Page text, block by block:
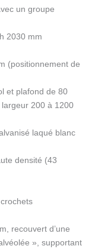
un groupe
2030 mm
(positionnement de
et plafond de 80
200 à 1200
laqué blanc
densité (43
recouvert d’une
», supportant